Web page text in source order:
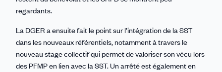
regardants.
La DGER a ensuite fait le point sur l’intégration de la SST
dans les nouveaux référentiels, notamment à travers le
nouveau stage collectif qui permet de valoriser son vécu lors
des PFMP en lien avec la SST. Un arrêté est également en